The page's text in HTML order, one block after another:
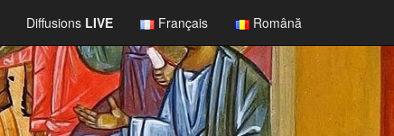
Diffusions LIVE Français Română